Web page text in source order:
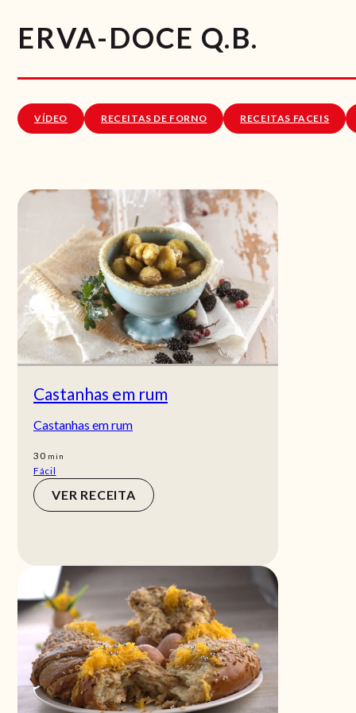
ERVA-DOCE Q.B.
VÍDEO RECEITAS DE FORNO RECEITAS FACEIS
Castanhas em rum
Castanhas em rum
30min
min
Fácil
VER RECEITA